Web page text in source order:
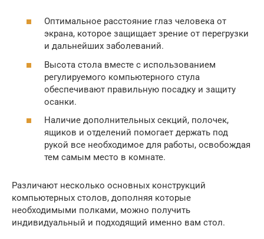
Оптимальное расстояние глаз человека от
экрана, которое защищает зрение от перегрузки
и дальнейших заболеваний.
Высота стола вместе с использованием
регулируемого компьютерного стула
обеспечивают правильную посадку и защиту
осанки.
Наличие дополнительных секций, полочек,
ящиков и отделений помогает держать под
рукой все необходимое для работы, освобождая
тем самым место в комнате.
Различают несколько основных конструкций
компьютерных столов, дополняя которые
необходимыми полками, можно получить
индивидуальный и подходящий именно вам стол.